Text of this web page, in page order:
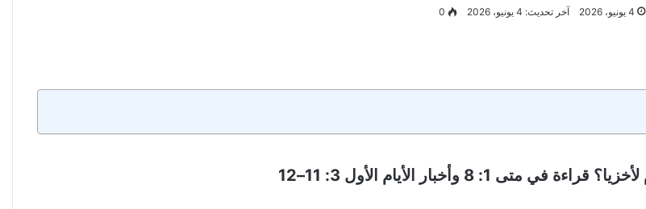
4 يونيو، 2026 آخر تحديث: 4 يونيو، 2026 0
متى 1: 8 وأخبار الأيام الأول 3: 11–12